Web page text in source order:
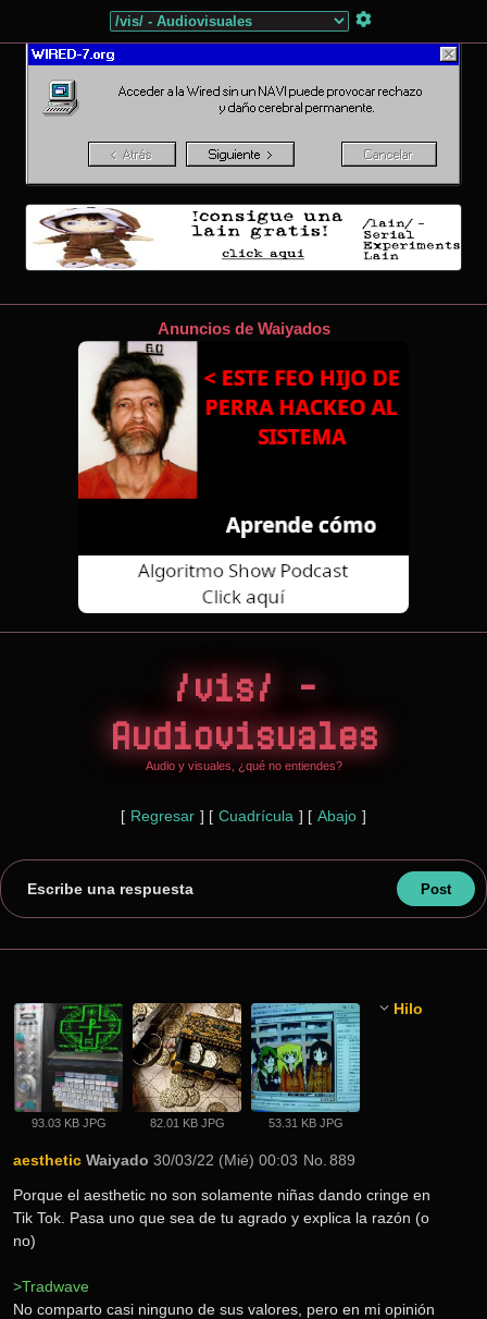
Anuncios de Waiyados
/vis/ -
Audiovisuales
Audio y visuales, ¿qué no entiendes?
[ Regresar ] [ Cuadrícula ] [ Abajo ]
Escribe una respuesta
93.03 KB JPG 82.01 KB JPG 53.31 KB JPG
Hilo
aesthetic Waiyado 30/03/22 (Mié) 00:03 No. 889
Porque el aesthetic no son solamente niñas dando cringe en
Tik Tok. Pasa uno que sea de tu agrado y explica la razón (o
no)
>Tradwave
No comparto casi ninguno de sus valores, pero en mi opinión